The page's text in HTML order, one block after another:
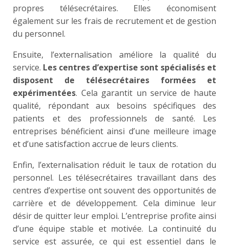
propres télésecrétaires. Elles économisent
également sur les frais de recrutement et de gestion
du personnel.
Ensuite, l’externalisation améliore la qualité du
service. Les centres d’expertise sont spécialisés et
disposent de télésecrétaires formées et
expérimentées. Cela garantit un service de haute
qualité, répondant aux besoins spécifiques des
patients et des professionnels de santé. Les
entreprises bénéficient ainsi d’une meilleure image
et d’une satisfaction accrue de leurs clients.
Enfin, l’externalisation réduit le taux de rotation du
personnel. Les télésecrétaires travaillant dans des
centres d’expertise ont souvent des opportunités de
carrière et de développement. Cela diminue leur
désir de quitter leur emploi. L’entreprise profite ainsi
d’une équipe stable et motivée. La continuité du
service est assurée, ce qui est essentiel dans le